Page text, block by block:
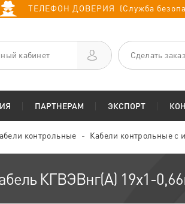
ТЕЛЕФОН ДОВЕРИЯ (Служба
кабинет Сделать заказ
ПАРТНЕРАМ ЭКСПОРТ
контрольные Кабели контрольные с
КГВЭВнг(А) 19х1-